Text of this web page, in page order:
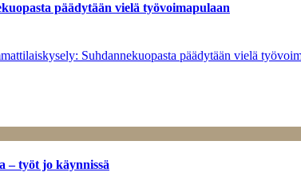
päädytään vielä työvoimapulaan
Suhdannekuopasta päädytään vielä
– työt jo käynnissä